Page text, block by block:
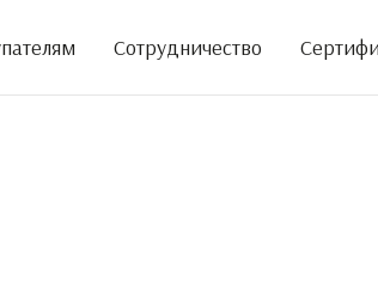
Сотрудничество